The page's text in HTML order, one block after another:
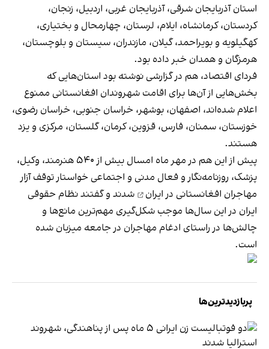
استان آذربایجان شرقی، آذربایجان غربی، اردبیل، زنجان،
کردستان، کرمانشاه، ایلام، لرستان، چهارمحال‌ و بختیاری،
کهگیلویه‌ و بویراحمد، گیلان، مازندران، سیستان‌ و بلوچستان،
هرمزگان و همدان خبر داده بود.
فردای اقتصاد، هم در گزارشی نوشته بود استان‌هایی که
بخش‌هایی از آن‌ها برای اقامت شهروندان افغانستانی ممنوع
اعلام شده‌اند، اصفهان، بوشهر، خراسان جنوبی، خراسان رضوی،
خوزستان، سمنان، فارس، قزوین، کرمان، گلستان، مرکزی و یزد
هستند.
پیش از این هم در مهر ماه امسال بیش از ۵۴۰ هنرمند، وکیل،
پزشک، روزنامه‌نگار و فعال مدنی و اجتماعی خواستارتوقف آزار
مهاجران افغانستانی در ایران
شدند و گفتند نظام حقوقی
ایران در این سال‌ها موجب شکل‌گیری مهم‌ترین مانع‌ها و
چالش‌ها در راستای ادغام مهاجران در جامعه میزبان شده
است.
پربازدیدترین‌ها